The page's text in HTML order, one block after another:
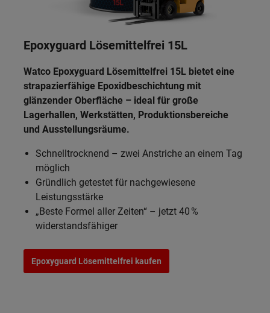
Epoxyguard Lösemittelfrei 15L
Watco Epoxyguard Lösemittelfrei 15L bietet eine
strapazierfähige Epoxidbeschichtung mit
glänzender Oberfläche – ideal für große
Lagerhallen, Werkstätten, Produktionsbereiche
und Ausstellungsräume.
Schnelltrocknend – zwei Anstriche an einem Tag
möglich
Gründlich getestet für nachgewiesene
Leistungsstärke
„Beste Formel aller Zeiten“ – jetzt 40 %
widerstandsfähiger
Epoxyguard Lösemittelfrei kaufen